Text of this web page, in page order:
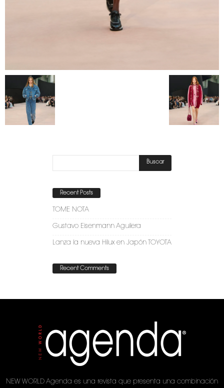
Recent Posts
TOME NOTA
Gustavo Eisenmann Aguilera
Lanza la nueva Hilux en Japón TOYOTA
Recent Comments
NEW WORLD Agenda es una revista que presenta una combinación